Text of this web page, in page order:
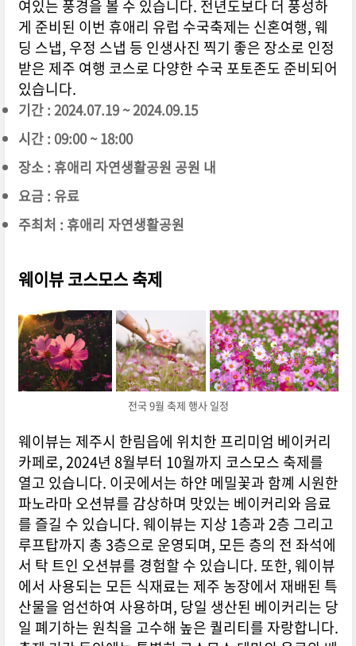
여있는 풍경을 볼 수 있습니다. 전년도보다 더 풍성하
게 준비된 이번 휴애리 유럽 수국축제는 신혼여행, 웨
딩 스냅, 우정 스냅 등 인생사진 찍기 좋은 장소로 인정
받은 제주 여행 코스로 다양한 수국 포토존도 준비되어
있습니다.
기간 : 2024.07.19 ~ 2024.09.15
시간 : 09:00 ~ 18:00
장소 : 휴애리 자연생활공원 공원 내
요금 : 유료
주최처 : 휴애리 자연생활공원
웨이뷰 코스모스 축제
전국 9월 축제 행사 일정
웨이뷰는 제주시 한림읍에 위치한 프리미엄 베이커리
카페로, 2024년 8월부터 10월까지 코스모스 축제를
열고 있습니다. 이곳에서는 하얀 메밀꽃과 함꼐 시원한
파노라마 오션뷰를 감상하며 맛있는 베이커리와 음료
를 즐길 수 있습니다. 웨이뷰는 지상 1층과 2층 그리고
루프탑까지 총 3층으로 운영되며, 모든 층의 전 좌석에
서 탁 트인 오션뷰를 경험할 수 있습니다. 또한, 웨이뷰
에서 사용되는 모든 식재료는 제주 농장에서 재배된 특
산물을 엄선하여 사용하며, 당일 생산된 베이커리는 당
일 폐기하는 원칙을 고수해 높은 퀄리티를 자랑합니다.